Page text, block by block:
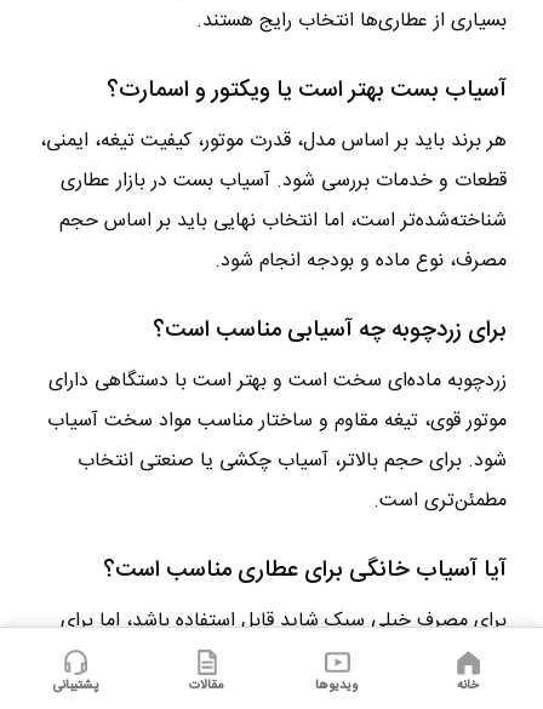
بسیاری از عطاری‌ها انتخاب رایج هستند.
آسیاب بست بهتر است یا ویکتور و اسمارت؟
هر برند باید بر اساس مدل، قدرت موتور، کیفیت تیغه، ایمنی،
قطعات و خدمات بررسی شود. آسیاب بست در بازار عطاری
شناخته‌شده‌تر است، اما انتخاب نهایی باید بر اساس حجم
مصرف، نوع ماده و بودجه انجام شود.
برای زردچوبه چه آسیابی مناسب است؟
زردچوبه ماده‌ای سخت است و بهتر است با دستگاهی دارای
موتور قوی، تیغه مقاوم و ساختار مناسب مواد سخت آسیاب
شود. برای حجم بالاتر، آسیاب چکشی یا صنعتی انتخاب
مطمئن‌تری است.
آیا آسیاب خانگی برای عطاری مناسب است؟
برای مصرف خیلی سبک شاید قابل استفاده باشد، اما برای
عطاری پرتردد معمولاً کافی نیست. آسیاب عطاری یا نیمه
صنعتی دوام و ظرفیت بیشتری برای کار روزانه دارد.
خانه ویدیوها مقالات پشتیبانی